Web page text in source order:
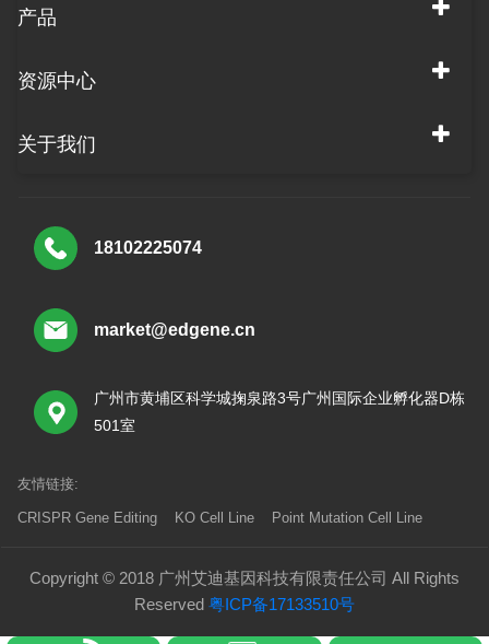
产品
资源中心
关于我们
18102225074
market@edgene.cn
广州市黄埔区科学城掬泉路3号广州国际企业孵化器D栋
501室
友情链接:
CRISPR Gene Editing KO Cell Line Point Mutation Cell Line
Copyright © 2018 广州艾迪基因科技有限责任公司 All Rights
Reserved 粤ICP备17133510号